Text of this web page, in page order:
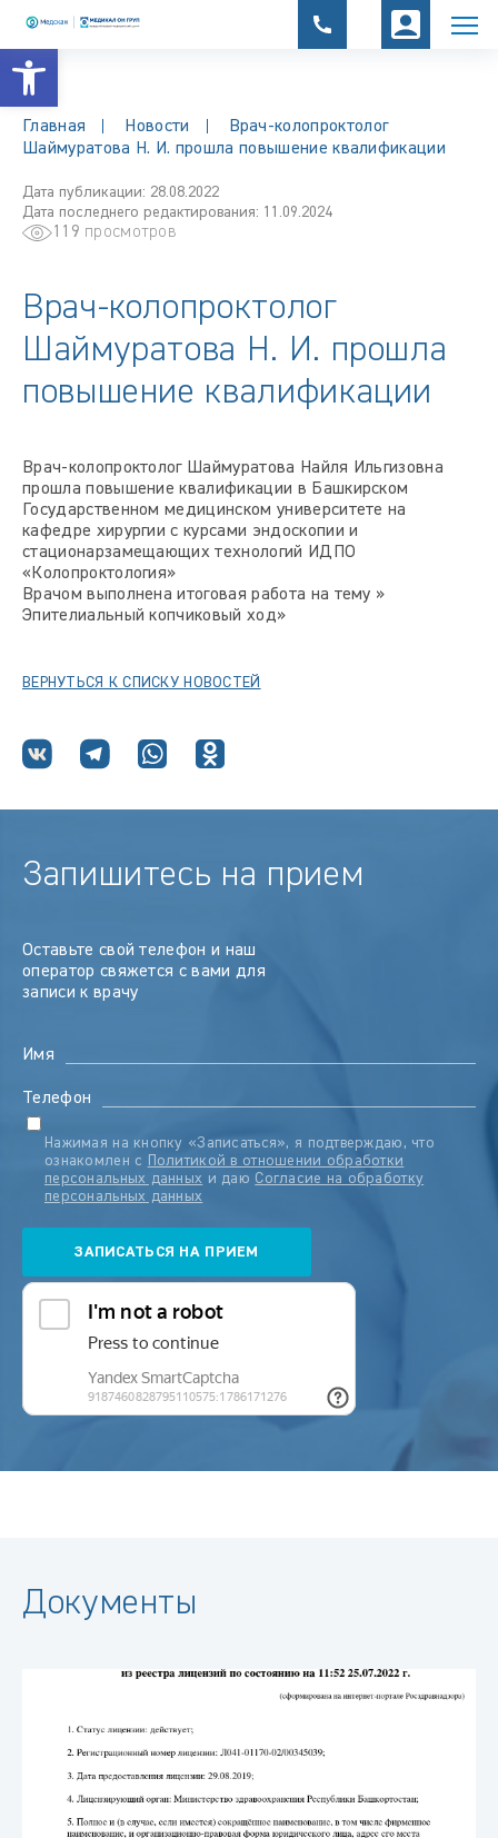
Открыть панель инструментов
Главная Новости
Врач-колопроктолог
Шаймуратова Н. И. прошла повышение квалификации
Дата публикации: 28.08.2022
Дата последнего редактирования: 11.09.2024
119 просмотров
Врач-колопроктолог
Шаймуратова Н. И. прошла
повышение квалификации
Врач-колопроктолог Шаймуратова Найля Ильгизовна
прошла повышение квалификации в Башкирском
Государственном медицинском университете на
кафедре хирургии с курсами эндоскопии и
стационарзамещающих технологий ИДПО
«Колопроктология»
Врачом выполнена итоговая работа на тему »
Эпителиальный копчиковый ход»
ВЕРНУТЬСЯ К СПИСКУ НОВОСТЕЙ
Запишитесь на прием
Оставьте свой телефон и наш
оператор свяжется с вами для
записи к врачу
Имя
Телефон
Нажимая на кнопку «Записаться», я подтверждаю, что
ознакомлен с
Политикой в отношении обработки
персональных данных и даю Согласие на обработку
персональных данных
Документы